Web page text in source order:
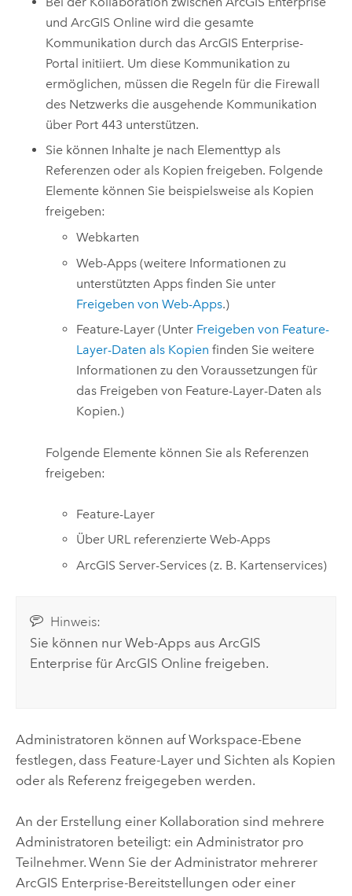
undArcGIS Online wird die gesamte
Kommunikation durch dasArcGIS Enterprise-
Portal initiiert. Um diese Kommunikation zu
ermöglichen, müssen die Regeln für die Firewall
des Netzwerks die ausgehende Kommunikation
über Port 443 unterstützen.
Sie können Inhalte je nach Elementtyp als
Referenzen oder als Kopien freigeben. Folgende
Elemente können Sie beispielsweise als Kopien
freigeben:
Webkarten
Web-Apps (weitere Informationen zu
unterstützten Apps finden Sie unter
Freigeben von Web-Apps.)
Feature-Layer (Unter Freigeben von Feature-
Layer-Daten als Kopien finden Sie weitere
Informationen zu den Voraussetzungen für
das Freigeben von Feature-Layer-Daten als
Kopien.)
Folgende Elemente können Sie als Referenzen
freigeben:
Feature-Layer
Über URL referenzierte Web-Apps
ArcGIS Server-Services (z. B. Kartenservices)
Hinweis:
Sie können nur Web-Apps ausArcGIS
Enterprise fürArcGIS Online freigeben.
Administratoren können auf Workspace-Ebene
festlegen, dass Feature-Layer und Sichten als Kopien
oder als Referenz freigegeben werden.
An der Erstellung einer Kollaboration sind mehrere
Administratoren beteiligt: ein Administrator pro
Teilnehmer. Wenn Sie der Administrator mehrerer
ArcGIS Enterprise-Bereitstellungen oder einer